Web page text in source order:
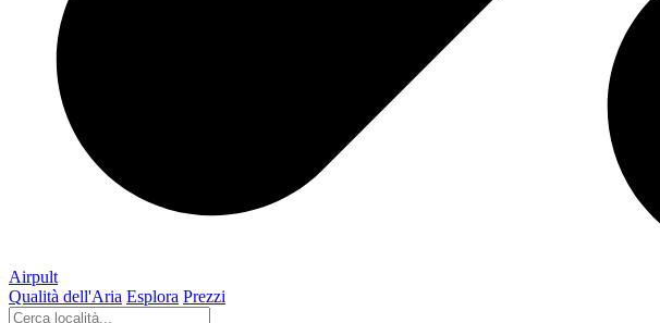
Airpult
Qualità dell'Aria Esplora Prezzi